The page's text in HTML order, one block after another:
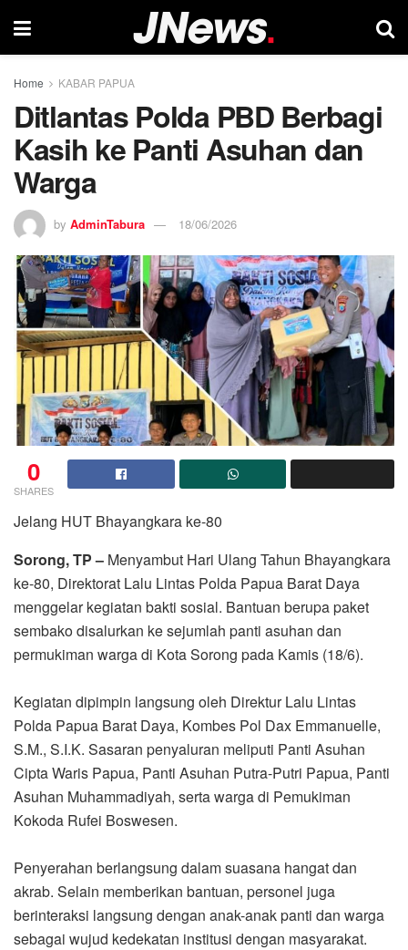
Home KABAR PAPUA
Ditlantas Polda PBD Berbagi
Kasih ke Panti Asuhan dan
Warga
by AdminTabura 18/06/2026
0
SHARES
Jelang HUT Bhayangkara ke-80
Sorong, TP – Menyambut Hari Ulang Tahun Bhayangkara
ke-80, Direktorat Lalu Lintas Polda Papua Barat Daya
menggelar kegiatan bakti sosial. Bantuan berupa paket
sembako disalurkan ke sejumlah panti asuhan dan
permukiman warga di Kota Sorong pada Kamis (18/6).
Kegiatan dipimpin langsung oleh Direktur Lalu Lintas
Polda Papua Barat Daya, Kombes Pol Dax Emmanuelle,
S.M., S.I.K. Sasaran penyaluran meliputi Panti Asuhan
Cipta Waris Papua, Panti Asuhan Putra-Putri Papua, Panti
Asuhan Muhammadiyah, serta warga di Pemukiman
Kokoda Rufei Boswesen.
Penyerahan berlangsung dalam suasana hangat dan
akrab. Selain memberikan bantuan, personel juga
berinteraksi langsung dengan anak-anak panti dan warga
sebagai wujud kedekatan institusi dengan masyarakat.